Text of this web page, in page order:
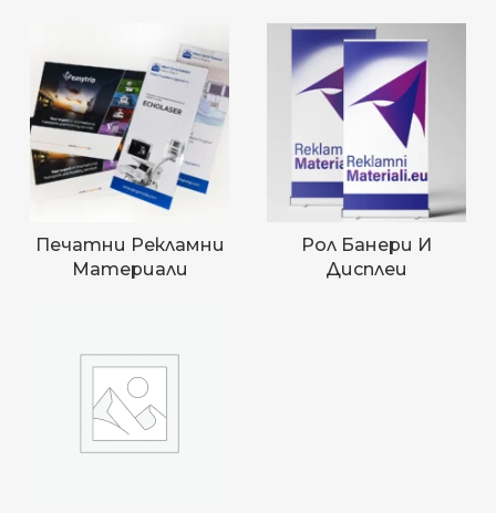
Печатни Рекламни
Материали
Рол Банери И
Дисплеи